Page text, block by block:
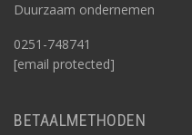
Duurzaam ondernemen
0251-748741
[email protected]
BETAALMETHODEN